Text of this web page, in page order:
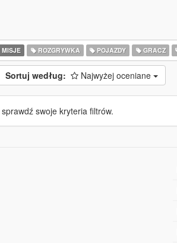
MISJE ROZGRYWKA POJAZDY GRACZ
Sortuj według: Najwyżej oceniane
swoje kryteria filtrów.